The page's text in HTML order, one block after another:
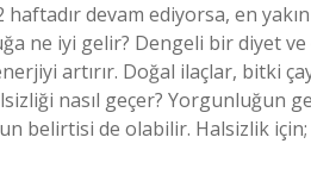
haftadır devam ediyorsa, en
ne iyi gelir? Dengeli bir diyet
artırır. Doğal ilaçlar, bitki
nasıl geçer? Yorgunluğun
belirtisi de olabilir. Halsizlik